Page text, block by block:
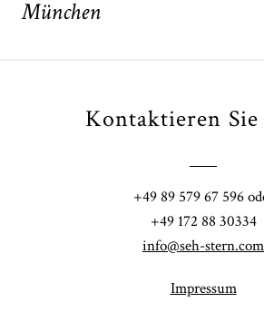
München
Kontaktieren Sie
+49 89 579 67 596
+49 172 88 30334
info@seh-stern.com
Impressum